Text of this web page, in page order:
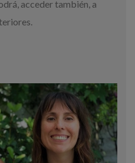
acceder también, a